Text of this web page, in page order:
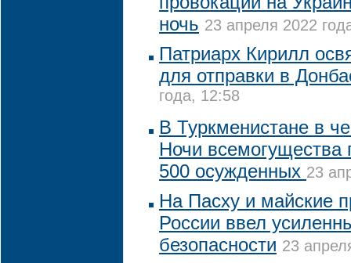
ночь 23 апреля 2022
Патриарх Кирилл
для отправки в
года, 12:58
В Туркменистане в
Ночи
500 осужденных 23
На Пасху и майские
России ввел
безопасности 23